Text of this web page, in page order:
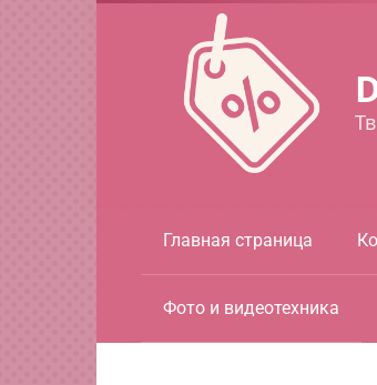
Главная страница
Фото и видеотехника